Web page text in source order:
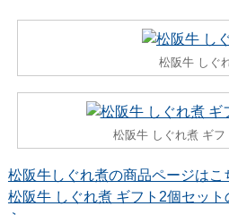
松阪牛 しぐ
松阪牛 しぐれ煮 ギフ
松阪牛しぐれ煮の商品ページはこ
松阪牛 しぐれ煮 ギフト2個セッ